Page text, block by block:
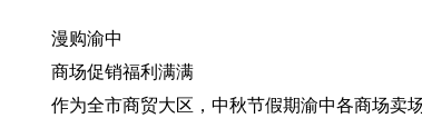
漫购渝中
商场促销福利满满
作为全市商贸大区，中秋节假期渝中各商场卖